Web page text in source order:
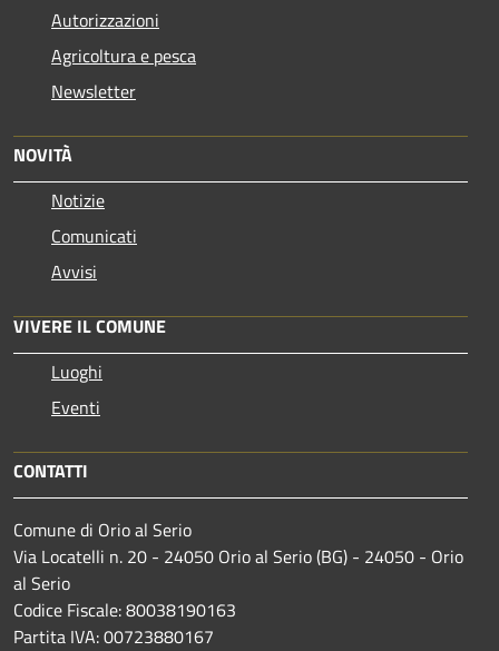
Autorizzazioni
Agricoltura e pesca
Newsletter
NOVITÀ
Notizie
Comunicati
Avvisi
VIVERE IL COMUNE
Luoghi
Eventi
CONTATTI
Comune di Orio al Serio
Via Locatelli n. 20 - 24050 Orio al Serio (BG) - 24050 - Orio
al Serio
Codice Fiscale: 80038190163
Partita IVA: 00723880167